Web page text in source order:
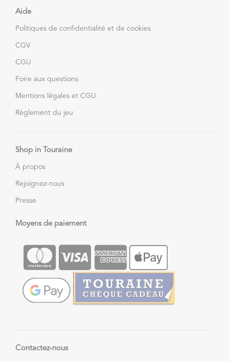
Aide
Politiques de confidentialité et de cookies
CGV
CGU
Foire aux questions
Mentions légales et CGU
Règlement du jeu
Shop in Touraine
À propos
Rejoignez-nous
Presse
Moyens de paiement
Contactez-nous